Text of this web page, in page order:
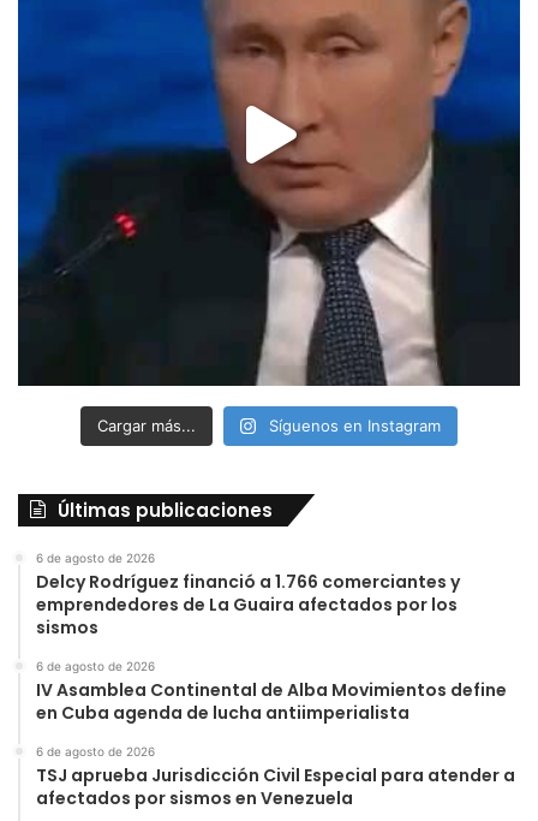
Cargar más... Síguenos en Instagram
Últimas publicaciones
6 de agosto de 2026
Delcy Rodríguez financió a 1.766 comerciantes y
emprendedores de La Guaira afectados por los
sismos
6 de agosto de 2026
IV Asamblea Continental de Alba Movimientos define
en Cuba agenda de lucha antiimperialista
6 de agosto de 2026
TSJ aprueba Jurisdicción Civil Especial para atender a
afectados por sismos en Venezuela